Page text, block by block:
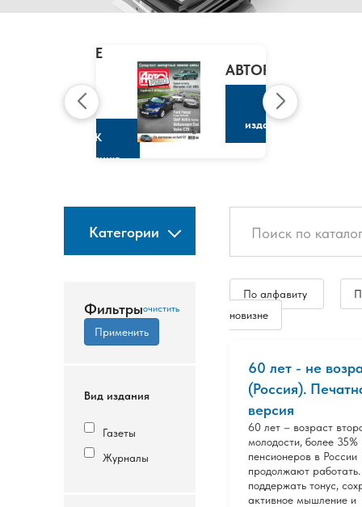
CLAIRE
МАРИ
КЛЭР
К
изданию
АВТОРЕВЮ
К
изданию
Категории
Фильтры
Вид издания
Газеты
Журналы
По алфавиту
новизне
60 лет - не
(Россия).
версия
60 лет – возраст
молодости, более 35%
пенсионеров в России
продолжают
поддержать тонус,
активное мышление и